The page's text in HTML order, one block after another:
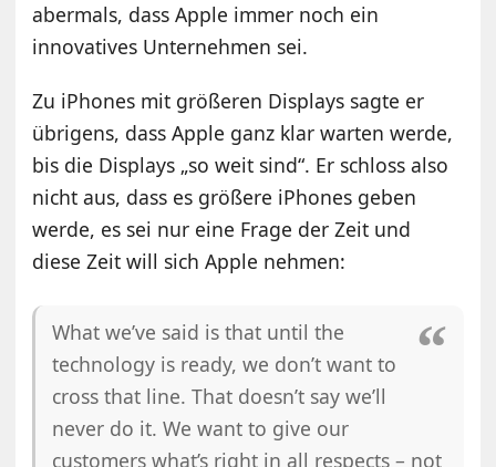
abermals, dass Apple immer noch ein
innovatives Unternehmen sei.
Zu iPhones mit größeren Displays sagte er
übrigens, dass Apple ganz klar warten werde,
bis die Displays „so weit sind“. Er schloss also
nicht aus, dass es größere iPhones geben
werde, es sei nur eine Frage der Zeit und
diese Zeit will sich Apple nehmen:
What we’ve said is that until the
technology is ready, we don’t want to
cross that line. That doesn’t say we’ll
never do it. We want to give our
customers what’s right in all respects – not